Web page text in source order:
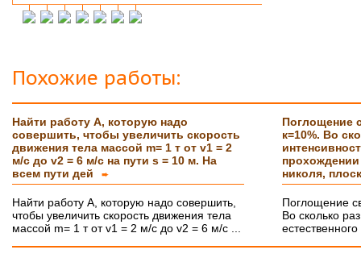
Инна М.
14.03.2018
защитилась на 4!!!! Отзыв на сайт обязательно
прикреплю,друзьям и знакомым буду Вас
Ольга С.
09.02.2018
Курсовая на "5"! Спасибо огромное!!!
После новогодних праздников буду снова Вам
писать, заказывать дипломную работу.
Спасибо большое!!! Очень приятно с Вами
сотрудничать!
Похожие работы:
Найти работу А, которую надо
совершить, чтобы увеличить скорость
движения тела массой m= 1 т от v1 = 2
м/с до v2 = 6 м/с на пути s = 10 м. На
всем пути дей
➨
Найти работу А, которую надо совершить,
чтобы увеличить скорость движения тела
массой m= 1 т от v1 = 2 м/с до v2 = 6 м/с ...
Поглощение
к=10%. Во
прохождении
николя,
Поглощение
Во сколько